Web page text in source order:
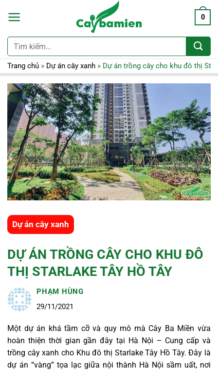
0
Tìm
kiếm:
Trang chủ » Dự án cây xanh » Dự án trồng cây cho khu đô thị
Dự án cây xanh
DỰ ÁN TRỒNG CÂY CHO KHU ĐÔ
THỊ STARLAKE TÂY HỒ TÂY
PHẠM HÙNG
29/11/2021
Một dự án khá tầm cỡ và quy mô mà Cây Ba Miền vừa
hoàn thiện thời gian gần đây tại Hà Nội – Cung cấp và
trồng cây xanh cho Khu đô thị Starlake Tây Hồ Tây. Đây là
dự án “vàng” tọa lạc giữa nội thành Hà Nội sầm uất, nơi